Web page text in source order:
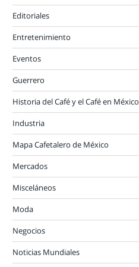
Editoriales
Entretenimiento
Eventos
Guerrero
Historia del Café y el Café en México
Industria
Mapa Cafetalero de México
Mercados
Misceláneos
Moda
Negocios
Noticias Mundiales